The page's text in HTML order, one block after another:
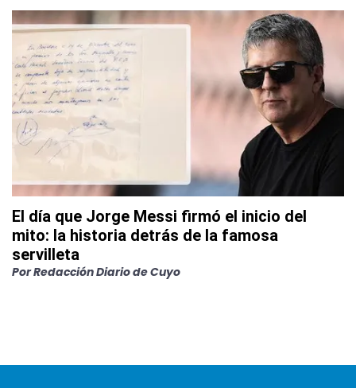
El día que Jorge Messi firmó el inicio del
mito: la historia detrás de la famosa
servilleta
PorRedacción Diario de Cuyo